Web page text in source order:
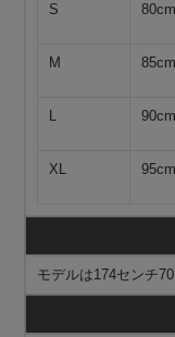
S 80cm
M 85cm
L 90cm
XL 95cm
モデルは174センチ